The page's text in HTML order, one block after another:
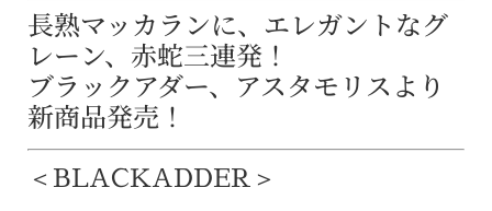
長熟マッカランに、エレガントなグ
レーン、赤蛇三連発！
ブラックアダー、アスタモリスより
新商品発売！
＜BLACKADDER＞